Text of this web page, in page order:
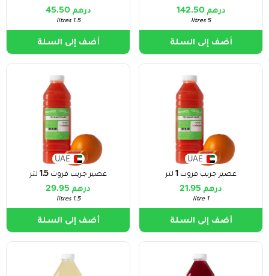
درهم 142.50
5 litres
أضف إلى السلة
درهم 45.50
1.5 litres
أضف إلى السلة
UAE
عصير جريب فروت 1 لتر
درهم 21.95
1 litre
أضف إلى السلة
UAE
عصير جريب فروت 1.5 لتر
درهم 29.95
1.5 litres
أضف إلى السلة